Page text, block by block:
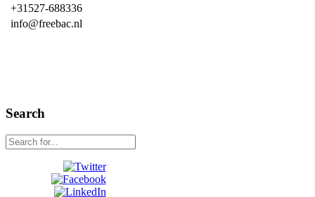
+31527-688336
info@freebac.nl
Search